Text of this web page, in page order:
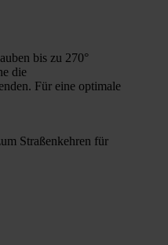
bis zu 270°
die
Für eine optimale